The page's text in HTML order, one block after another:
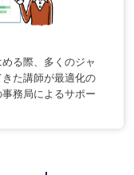
る際、多くのジャ
た講師が最適化の
務局によるサポー